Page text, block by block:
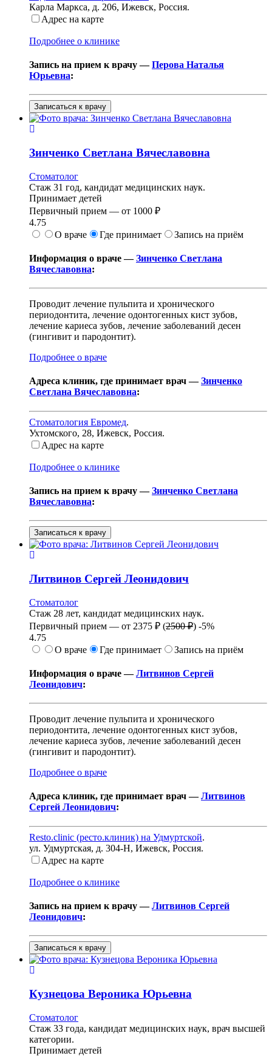
Карла Маркса, д. 206, Ижевск, Россия.
Адрес на карте
Подробнее о клинике
Запись на прием к врачу —Перова Наталья
Юрьевна:
Записаться к врачу
Зинченко Светлана Вячеславовна
Стоматолог
Стаж 31 год, кандидат медицинских наук.
Принимает детей
Первичный прием — от 1000 ₽
4.75
О враче
Где принимает Запись на приём
Информация о враче —Зинченко Светлана
Вячеславовна:
Проводит лечение пульпита и хронического
периодонтита, лечение одонтогенных кист зубов,
лечение кариеса зубов, лечение заболеваний десен
(гингивит и пародонтит).
Подробнее о враче
Адреса клиник, где принимает врач —Зинченко
Светлана Вячеславовна:
Стоматология Евромед.
Ухтомского, 28, Ижевск, Россия.
Адрес на карте
Подробнее о клинике
Запись на прием к врачу —Зинченко Светлана
Вячеславовна:
Записаться к врачу
Литвинов Сергей Леонидович
Стоматолог
Стаж 28 лет, кандидат медицинских наук.
Первичный прием — от 2375 ₽ (2500 ₽) -5%
4.75
О враче
Где принимает Запись на приём
Информация о враче —Литвинов Сергей
Леонидович:
Проводит лечение пульпита и хронического
периодонтита, лечение одонтогенных кист зубов,
лечение кариеса зубов, лечение заболеваний десен
(гингивит и пародонтит).
Подробнее о враче
Адреса клиник, где принимает врач —Литвинов
Сергей Леонидович:
Resto.clinic (ресто.клиник) на Удмуртской.
ул. Удмуртская, д. 304-Н, Ижевск, Россия.
Адрес на карте
Подробнее о клинике
Запись на прием к врачу —Литвинов Сергей
Леонидович:
Записаться к врачу
Кузнецова Вероника Юрьевна
Стоматолог
Стаж 33 года, кандидат медицинских наук, врач высшей
категории.
Принимает детей